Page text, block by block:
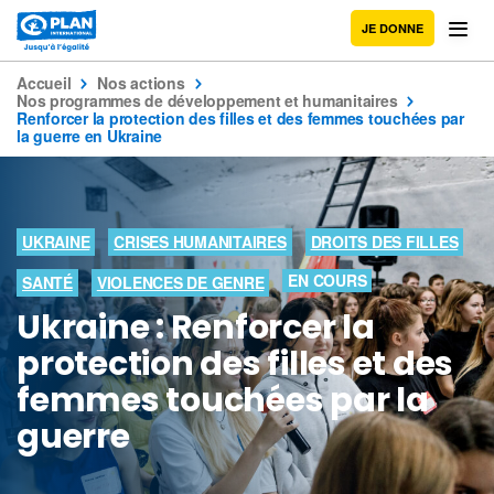
JE DONNE
Accueil
Nos actions
Nos programmes de développement et humanitaires
Renforcer la protection des filles et des femmes touchées par
la guerre en Ukraine
UKRAINE CRISES HUMANITAIRES
DROITS DES FILLES
SANTÉ
VIOLENCES DE GENRE EN COURS
Ukraine : Renforcer la
protection des filles et des
femmes touchées par la
guerre